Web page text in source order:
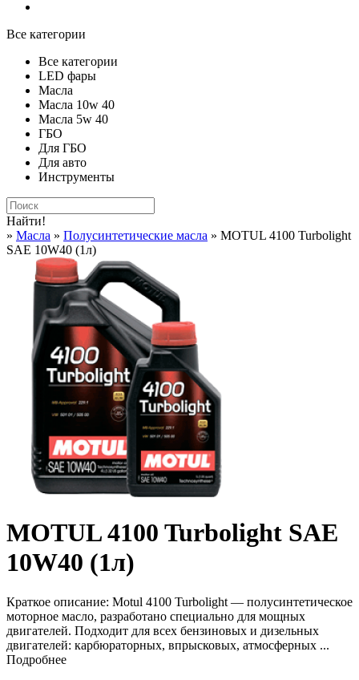
Все категории
Все категории
LED фары
Масла
Масла 10w 40
Масла 5w 40
ГБО
Для ГБО
Для авто
Инструменты
Найти!
» Масла » Полусинтетические масла » MOTUL 4100 Turbolight
SAE 10W40 (1л)
MOTUL 4100 Turbolight SAE
10W40 (1л)
Краткое описание: Motul 4100 Turbolight — полусинтетическое
моторное масло, разработано специально для мощных
двигателей. Подходит для всех бензиновых и дизельных
двигателей: карбюраторных, впрысковых, атмосферных ...
Подробнее